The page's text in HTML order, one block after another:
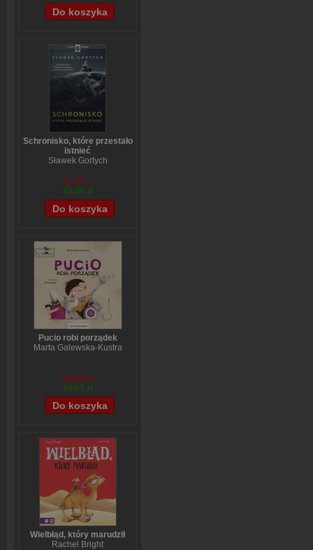
Schronisko, które przestało
istnieć
Sławek Gortych
52,25 zł
42,00 zł
Pucio robi porządek
Marta Galewska-Kustra
33,09 zł
26,67 zł
Wielbłąd, który marudził
Rachel Bright